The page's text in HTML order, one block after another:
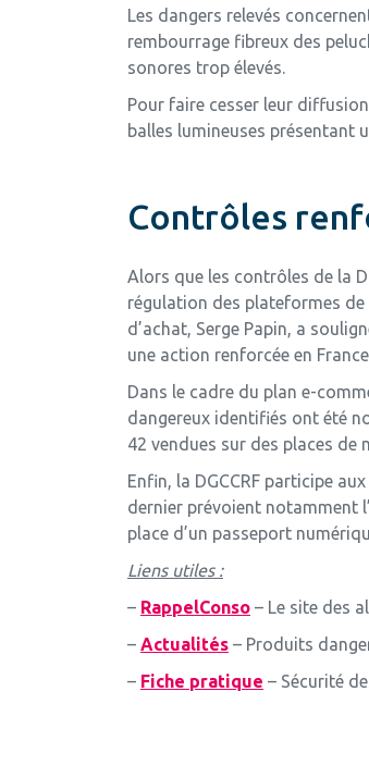
Les dangers relevés
rembourrage fibreux des
sonores trop élevés.
Pour faire cesser leur
balles lumineuses présentant
Contrôles
Alors que les contrôles de la
régulation des plateformes de
d’achat, Serge Papin, a
une action renforcée en
Dans le cadre du plan e-
dangereux identifiés ont été
42 vendues sur des places de
Enfin, la DGCCRF participe
dernier prévoient notamment
place d’un passeport
Liens utiles :
– RappelConso – Le site des
– Actualités – Produits
– Fiche pratique – Sécurité